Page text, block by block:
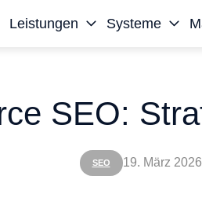
Leistungen Systeme
SEO
SEO:
19. März 2026